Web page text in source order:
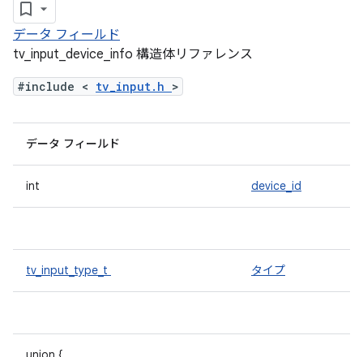
データ フィールド
tv_input_device_info 構造体リファレンス
#include < tv_input.h >
データ フィールド
int device_id
tv_input_type_t タイプ